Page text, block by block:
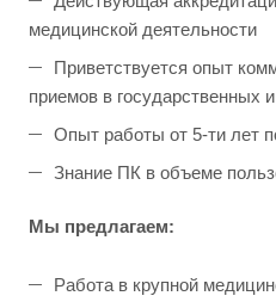
медицинской деятельности
Приветствуется опыт
приемов в государственных
Опыт работы от 5-ти лет
Знание ПК в объеме
Мы предлагаем:
Работа в крупной